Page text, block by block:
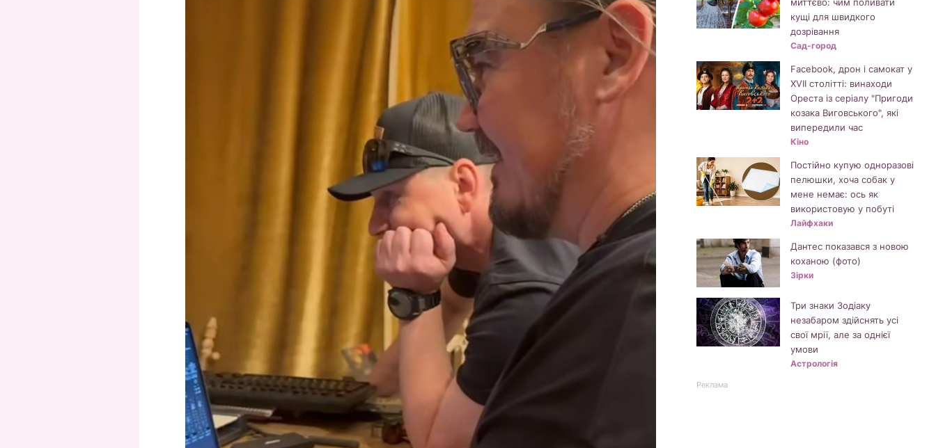
кущі для швидкого
дозрівання
Сад-город
Facebook, дрон і самокат у
XVII столітті: винаходи
Ореста із серіалу "Пригоди
козака Виговського", які
випередили час
Кіно
Постійно купую одноразові
пелюшки, хоча собак у
мене немає: ось як
використовую у побуті
Лайфхаки
Дантес показався з новою
коханою (фото)
Зірки
Три знаки Зодіаку
незабаром здійснять усі
свої мрії, але за однієї
умови
Астрологія
Реклама